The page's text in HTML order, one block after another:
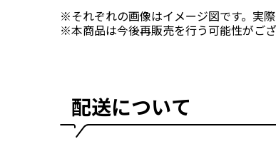
※それぞれの画像はイメージ図です。実際
※本商品は今後再販売を行う可能性がござ
配送について